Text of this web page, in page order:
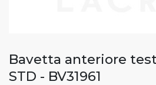
Bavetta anteriore
STD - BV31961